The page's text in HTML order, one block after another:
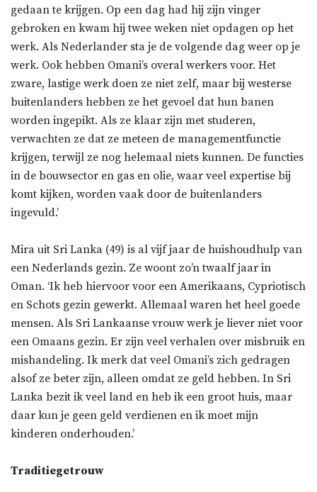
gedaan te krijgen. Op een dag had hij zijn vinger
gebroken en kwam hij twee weken niet opdagen op het
werk. Als Nederlander sta je de volgende dag weer op je
werk. Ook hebben Omani’s overal werkers voor. Het
zware, lastige werk doen ze niet zelf, maar bij westerse
buitenlanders hebben ze het gevoel dat hun banen
worden ingepikt. Als ze klaar zijn met studeren,
verwachten ze dat ze meteen de managementfunctie
krijgen, terwijl ze nog helemaal niets kunnen. De functies
in de bouwsector en gas en olie, waar veel expertise bij
komt kijken, worden vaak door de buitenlanders
ingevuld.’
Mira uit Sri Lanka (49) is al vijf jaar de huishoudhulp van
een Nederlands gezin. Ze woont zo’n twaalf jaar in
Oman. ‘Ik heb hiervoor voor een Amerikaans, Cypriotisch
en Schots gezin gewerkt. Allemaal waren het heel goede
mensen. Als Sri Lankaanse vrouw werk je liever niet voor
een Omaans gezin. Er zijn veel verhalen over misbruik en
mishandeling. Ik merk dat veel Omani’s zich gedragen
alsof ze beter zijn, alleen omdat ze geld hebben. In Sri
Lanka bezit ik veel land en heb ik een groot huis, maar
daar kun je geen geld verdienen en ik moet mijn
kinderen onderhouden.’
Traditiegetrouw